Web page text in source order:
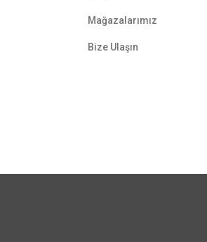
Mağazalarımız
Bize Ulaşın